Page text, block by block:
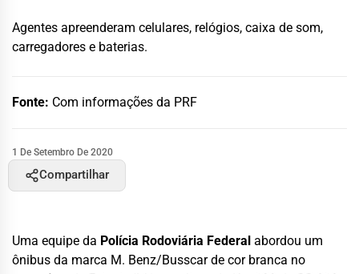
Agentes apreenderam celulares, relógios, caixa de som,
carregadores e baterias.
Fonte: Com informações da PRF
1 De Setembro De 2020
Compartilhar
Uma equipe da Polícia Rodoviária Federal abordou um
ônibus da marca M. Benz/Busscar de cor branca no